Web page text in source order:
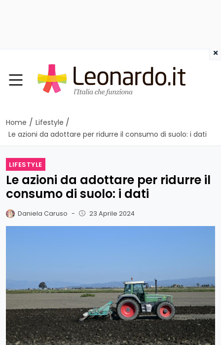
Home / Lifestyle /
Le azioni da adottare per ridurre il consumo di suolo: i dati
LIFESTYLE
Le azioni da adottare per ridurre il
consumo di suolo: i dati
Daniela Caruso - 23 Aprile 2024
×